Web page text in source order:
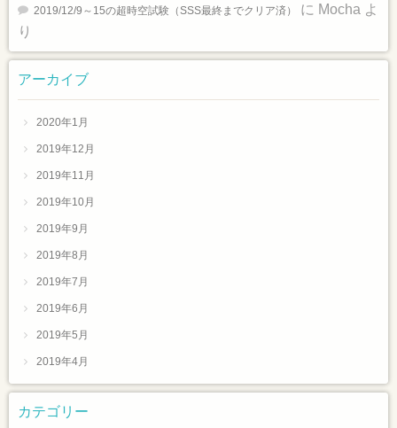
2019/12/9～15の超時空試験（SSS最終までクリア済） に Mocha よ
り
アーカイブ
2020年1月
2019年12月
2019年11月
2019年10月
2019年9月
2019年8月
2019年7月
2019年6月
2019年5月
2019年4月
カテゴリー